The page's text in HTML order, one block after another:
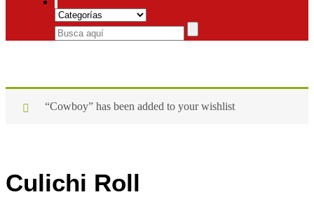
“Cowboy” has been added to your wishlist
Culichi Roll